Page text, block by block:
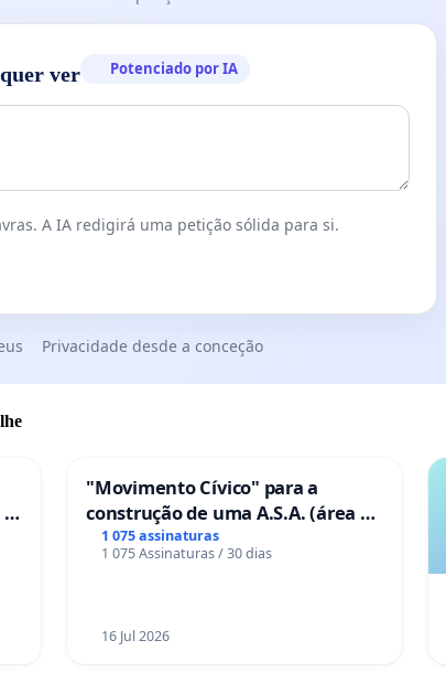
ver Potenciado por IA
A IA redigirá uma petição sólida para si.
Privacidade desde a conceção
"Movimento Cívico" para a
construção de uma A.S.A. (área de
serviços para autocaravanas) em
Coimbra
1 075 assinaturas
1 075 Assinaturas / 30 dias
16 Jul 2026